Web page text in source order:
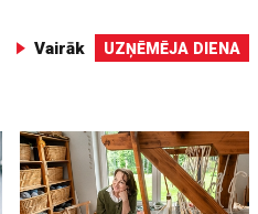
Vairāk UZŅĒMĒJA DIENA